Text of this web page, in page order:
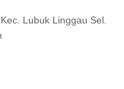
Lubuk Linggau Sel.